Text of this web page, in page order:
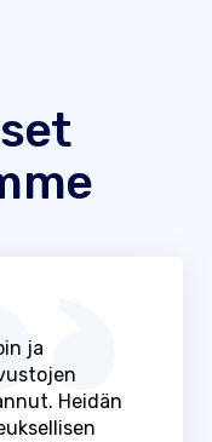
ja
Heidän